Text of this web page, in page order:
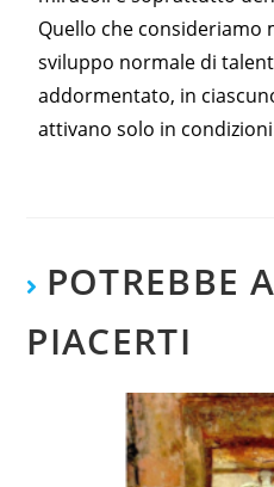
Quello che consideriamo
sviluppo normale di
addormentato, in
attivano solo in
POTREBBE
PIACERTI